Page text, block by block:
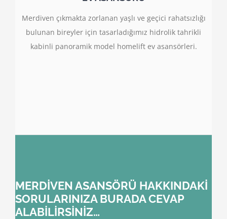
Merdiven çıkmakta zorlanan yaşlı ve geçici rahatsızlığı
bulunan bireyler için tasarladığımız hidrolik tahrikli
kabinli panoramik model homelift ev asansörleri.
MERDİVEN ASANSÖRÜ HAKKINDAKİ
SORULARINIZA BURADA CEVAP
ALABİLİRSİNİZ…